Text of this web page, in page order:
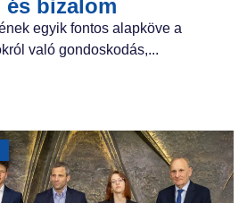
bizalom
egyik fontos alapköve a
való gondoskodás,...